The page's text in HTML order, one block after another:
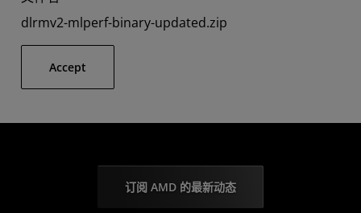
dlrmv2-mlperf-binary-updated.zip
Accept
订阅 AMD 的最新动态